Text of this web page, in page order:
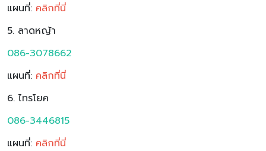
แผนที่: คลิกที่นี่
5. ลาดหญ้า
086-3078662
แผนที่: คลิกที่นี่
6. ไทรโยค
086-3446815
แผนที่: คลิกที่นี่